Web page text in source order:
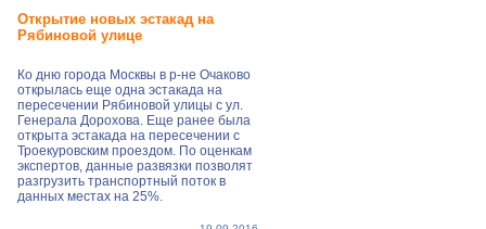
Открытие новых эстакад на
Рябиновой улице
Ко дню города Москвы в р-не Очаково
открылась еще одна эстакада на
пересечении Рябиновой улицы с ул.
Генерала Дорохова. Еще ранее была
открыта эстакада на пересечении с
Троекуровским проездом. По оценкам
экспертов, данные развязки позволят
разгрузить транспортный поток в
данных местах на 25%.